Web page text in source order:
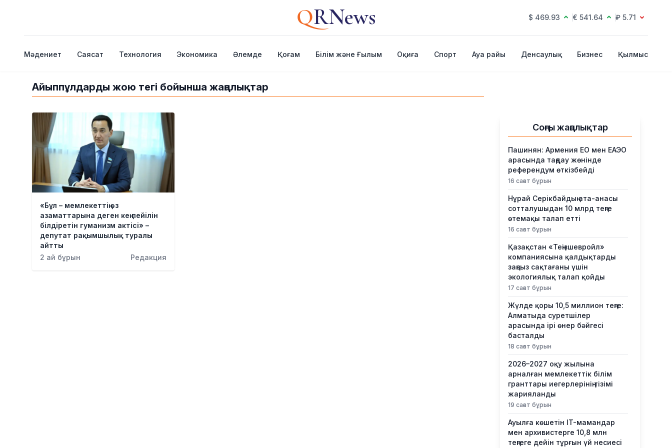
QRNews $ 469.93 € 541.64 ₽ 5.71
Мәдениет Саясат Технология Экономика Әлемде Қоғам Білім және Ғылым Оқиға Спорт Ауа райы Денсаулық Бизнес Қылмыс
Айыппұлдарды жою тегі бойынша жаңалықтар
«Бұл – мемлекеттің өз
азаматтарына деген кең пейілін
білдіретін гуманизм актісі» –
депутат рақымшылық туралы
айтты
2 ай бұрын
Редакция
Соңғы жаңалықтар
Пашинян: Армения ЕО мен ЕАЭО
арасында таңдау жөнінде
референдум өткізбейді
16 сағат бұрын
Нұрай Серікбайдың ата-анасы
сотталушыдан 10 млрд теңге
өтемақы талап етті
16 сағат бұрын
Қазақстан «Теңізшевройл»
компаниясына қалдықтарды
заңсыз сақтағаны үшін
экологиялық талап қойды
17 сағат бұрын
Жүлде қоры 10,5 миллион теңге:
Алматыда суретшілер
арасында ірі өнер бәйгесі
басталды
18 сағат бұрын
2026–2027 оқу жылына
арналған мемлекеттік білім
гранттары иегерлерінің тізімі
жарияланды
19 сағат бұрын
Ауылға көшетін IT-мамандар
мен архивистерге 10,8 млн
теңгеге дейін тұрғын үй несиесі